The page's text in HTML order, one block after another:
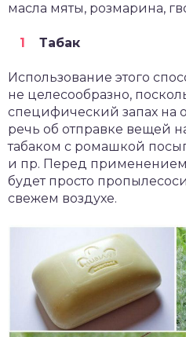
масла мяты, розмарина,
Табак
Использование этого
не целесообразно,
специфический запах на
речь об отправке вещей
табаком с ромашкой
и пр. Перед
будет просто
свежем воздухе.